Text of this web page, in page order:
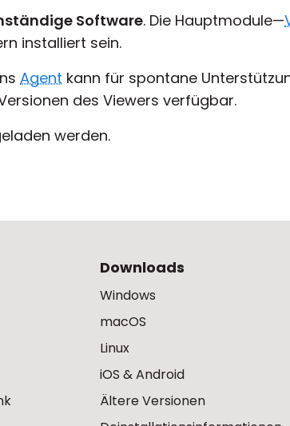
Software. Die Hauptmodule—
installiert sein.
Agent kann für spontane
des Viewers verfügbar.
werden.
Downloads
Windows
macOS
Linux
iOS & Android
Ältere Versionen